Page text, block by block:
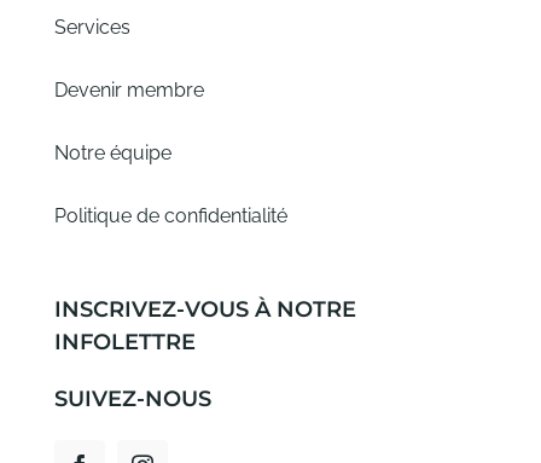
Services
Devenir membre
Notre équipe
Politique de confidentialité
INSCRIVEZ-VOUS À NOTRE
INFOLETTRE
SUIVEZ-NOUS